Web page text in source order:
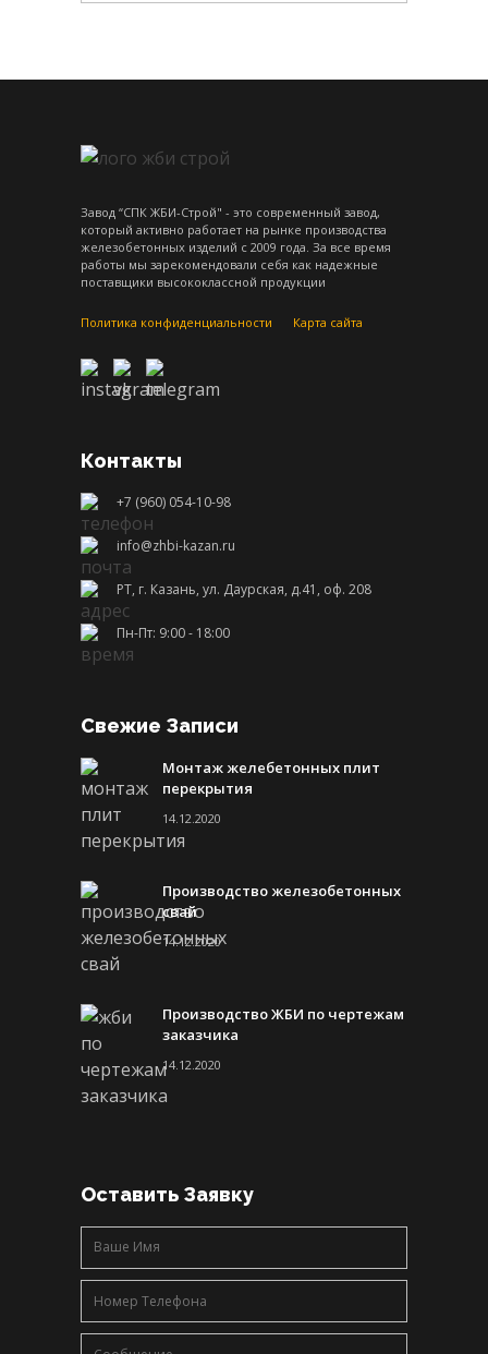
Завод “СПК ЖБИ-Строй" - это современный завод,
который активно работает на рынке производства
железобетонных изделий с 2009 года. За все время
работы мы зарекомендовали себя как надежные
поставщики высококлассной продукции
Политика конфиденциальности Карта сайта
Контакты
+7 (960) 054-10-98
info@zhbi-kazan.ru
РТ, г. Казань, ул. Даурская, д.41, оф. 208
Пн-Пт: 9:00 - 18:00
Свежие Записи
Монтаж желебетонных плит
перекрытия
14.12.2020
Производство железобетонных
свай
14.12.2020
Производство ЖБИ по чертежам
заказчика
14.12.2020
Оставить Заявку